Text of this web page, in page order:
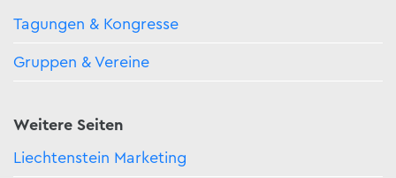
Tagungen & Kongresse
Gruppen & Vereine
Weitere Seiten
Liechtenstein Marketing